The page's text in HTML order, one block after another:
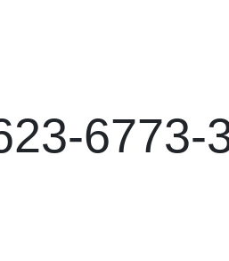
6773-